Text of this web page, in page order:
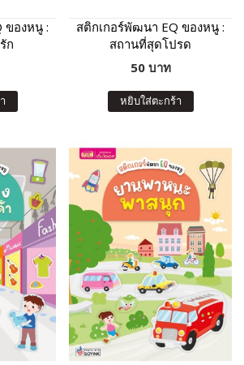
ของหนู :
ก
สติกเกอร์พัฒนา EQ ของหนู :
สถานที่สุดโปรด
50 บาท
หยิบใส่ตะกร้า